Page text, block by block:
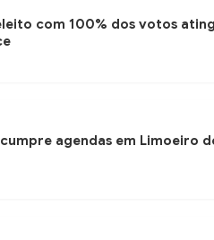
com 100% dos votos
cumpre agendas em Limoeiro